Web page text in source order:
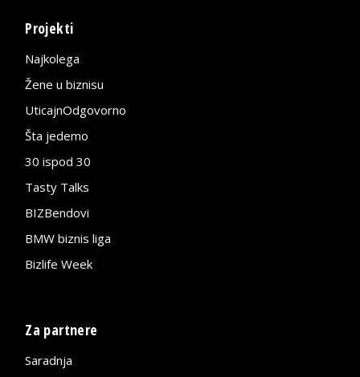
Projekti
Najkolega
Žene u biznisu
UticajnOdgovorno
Šta jedemo
30 ispod 30
Tasty Talks
BIZBendovi
BMW biznis liga
Bizlife Week
Za partnere
Saradnja